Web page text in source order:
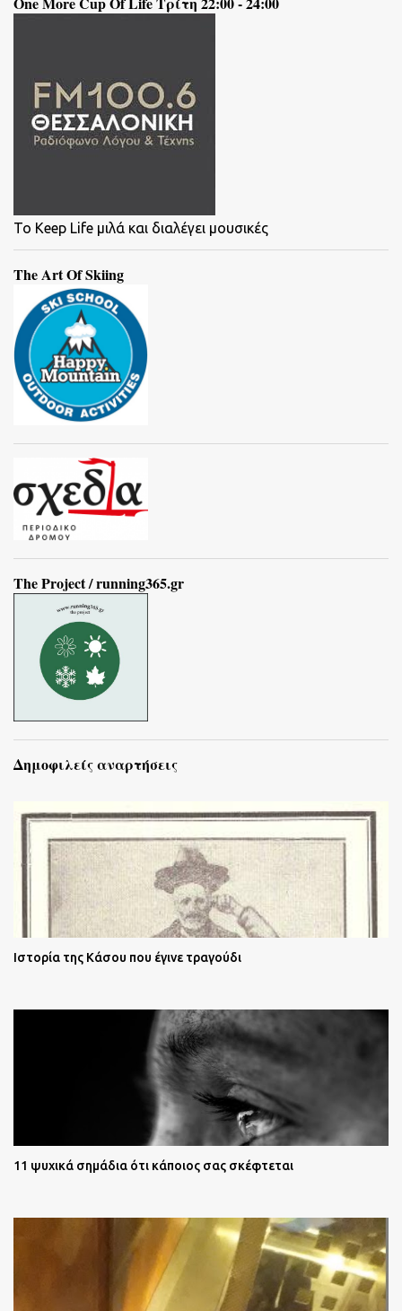
To Keep Life μιλά και διαλέγει μουσικές
The Art Of Skiing
The Project / running365.gr
Δημοφιλείς αναρτήσεις
Ιστορία της Κάσου που έγινε τραγούδι
11 ψυχικά σημάδια ότι κάποιος σας σκέφτεται